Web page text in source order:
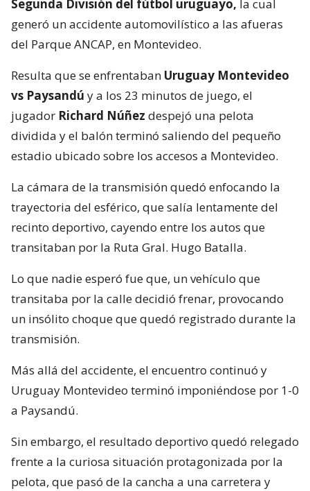
Segunda División del fútbol uruguayo, la cual
generó un accidente automovilístico a las afueras
del Parque ANCAP, en Montevideo.
Resulta que se enfrentaban Uruguay Montevideo
vs Paysandú y a los 23 minutos de juego, el
jugador Richard Núñez despejó una pelota
dividida y el balón terminó saliendo del pequeño
estadio ubicado sobre los accesos a Montevideo.
La cámara de la transmisión quedó enfocando la
trayectoria del esférico, que salía lentamente del
recinto deportivo, cayendo entre los autos que
transitaban por la Ruta Gral. Hugo Batalla.
Lo que nadie esperó fue que, un vehículo que
transitaba por la calle decidió frenar, provocando
un insólito choque que quedó registrado durante la
transmisión.
Más allá del accidente, el encuentro continuó y
Uruguay Montevideo terminó imponiéndose por 1-0
a Paysandú.
Sin embargo, el resultado deportivo quedó relegado
frente a la curiosa situación protagonizada por la
pelota, que pasó de la cancha a una carretera y